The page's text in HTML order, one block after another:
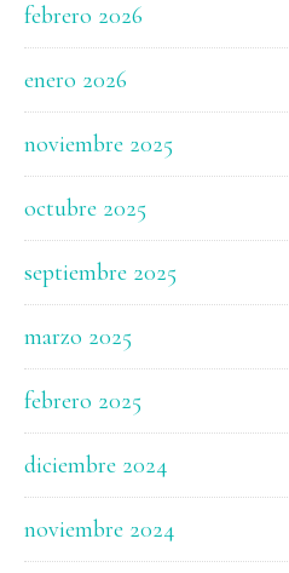
febrero 2026
enero 2026
noviembre 2025
octubre 2025
septiembre 2025
marzo 2025
febrero 2025
diciembre 2024
noviembre 2024